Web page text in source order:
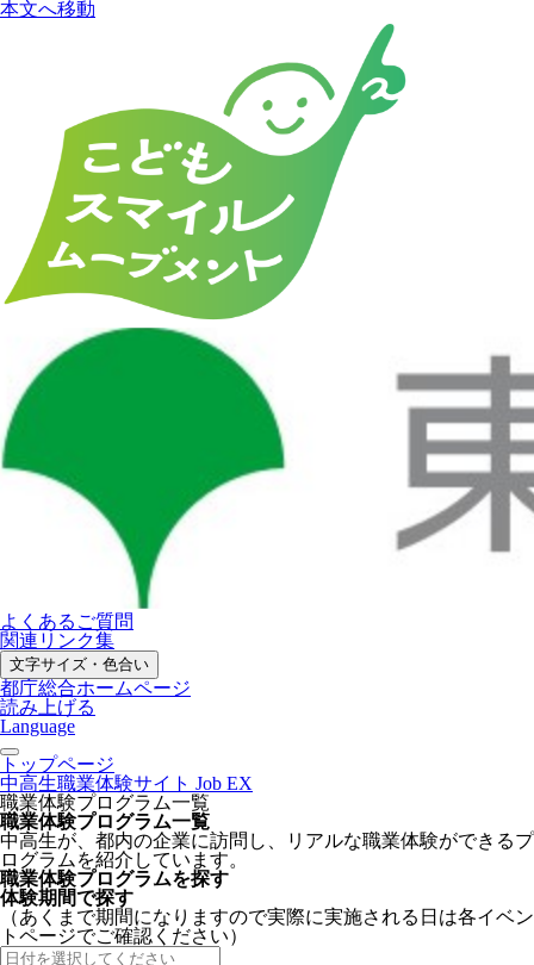
本文へ移動
よくあるご質問
関連リンク集
文字サイズ・色合い
都庁総合ホームページ
読み上げる
Language
トップページ
中高生職業体験サイト Job EX
職業体験プログラム一覧
職業体験プログラム一覧
中高生が、都内の企業に訪問し、リアルな職業体験ができるプ
ログラムを紹介しています。
職業体験プログラムを探す
体験期間で探す
（あくまで期間になりますので実際に実施される日は各イベン
トページでご確認ください）